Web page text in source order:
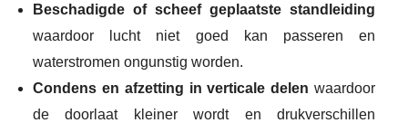
Beschadigde of scheef geplaatste standleiding
waardoor lucht niet goed kan passeren en
waterstromen ongunstig worden.
Condens en afzetting in verticale delen waardoor
de doorlaat kleiner wordt en drukverschillen